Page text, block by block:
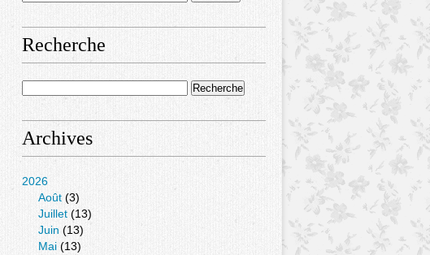
Recherche
Archives
2026
Août (3)
Juillet (13)
Juin (13)
Mai (13)